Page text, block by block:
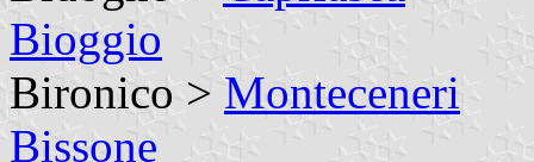
Bioggio
Bironico > Monteceneri
Bissone